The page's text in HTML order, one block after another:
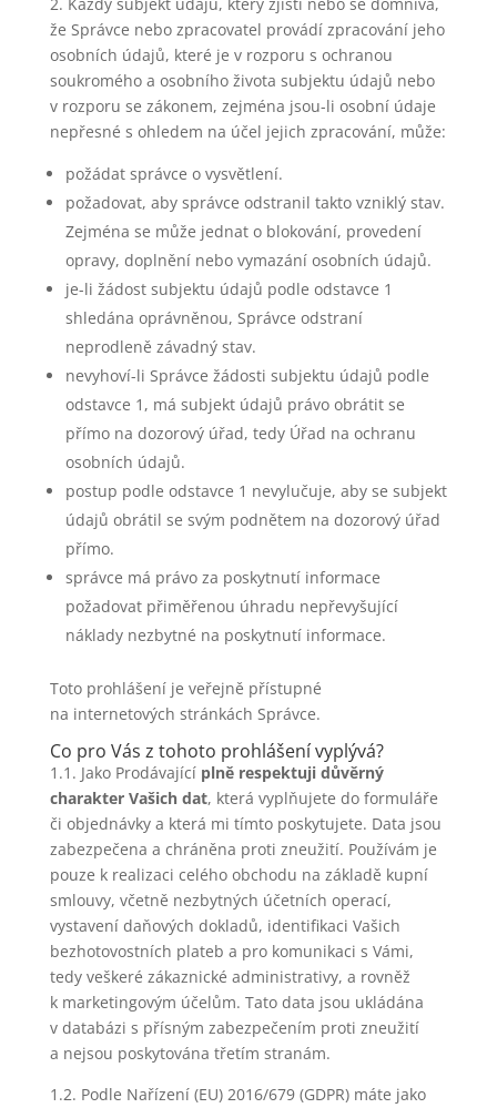
že Správce nebo zpracovatel provádí zpracování jeho
osobních údajů, které je v rozporu s ochranou
soukromého a osobního života subjektu údajů nebo
v rozporu se zákonem, zejména jsou-li osobní údaje
nepřesné s ohledem na účel jejich zpracování, může:
požádat správce o vysvětlení.
požadovat, aby správce odstranil takto vzniklý stav.
Zejména se může jednat o blokování, provedení
opravy, doplnění nebo vymazání osobních údajů.
je-li žádost subjektu údajů podle odstavce 1
shledána oprávněnou, Správce odstraní
neprodleně závadný stav.
nevyhoví-li Správce žádosti subjektu údajů podle
odstavce 1, má subjekt údajů právo obrátit se
přímo na dozorový úřad, tedy Úřad na ochranu
osobních údajů.
postup podle odstavce 1 nevylučuje, aby se subjekt
údajů obrátil se svým podnětem na dozorový úřad
přímo.
správce má právo za poskytnutí informace
požadovat přiměřenou úhradu nepřevyšující
náklady nezbytné na poskytnutí informace.
Toto prohlášení je veřejně přístupné
na internetových stránkách Správce.
Co pro Vás z tohoto prohlášení vyplývá?
1.1. Jako Prodávající plně respektuji důvěrný
charakter Vašich dat, která vyplňujete do formuláře
či objednávky a která mi tímto poskytujete. Data jsou
zabezpečena a chráněna proti zneužití. Používám je
pouze k realizaci celého obchodu na základě kupní
smlouvy, včetně nezbytných účetních operací,
vystavení daňových dokladů, identifikaci Vašich
bezhotovostních plateb a pro komunikaci s Vámi,
tedy veškeré zákaznické administrativy, a rovněž
k marketingovým účelům. Tato data jsou ukládána
v databázi s přísným zabezpečením proti zneužití
a nejsou poskytována třetím stranám.
1.2. Podle Nařízení (EU) 2016/679 (GDPR) máte jako